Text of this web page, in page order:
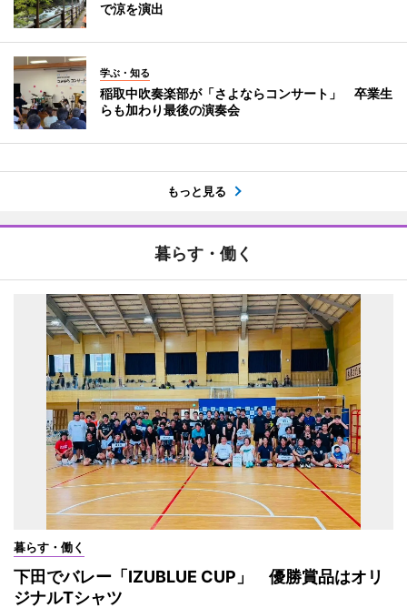
で涼を演出
学ぶ・知る
稲取中吹奏楽部が「さよならコンサート」 卒業生
らも加わり最後の演奏会
もっと見る
暮らす・働く
暮らす・働く
下田でバレー「IZUBLUE CUP」 優勝賞品はオリ
ジナルTシャツ